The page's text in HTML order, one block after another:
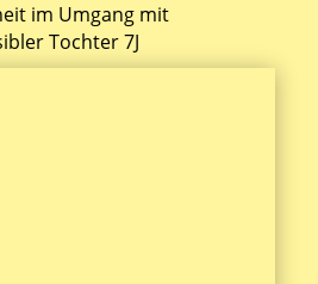
im Umgang mit
Tochter 7J